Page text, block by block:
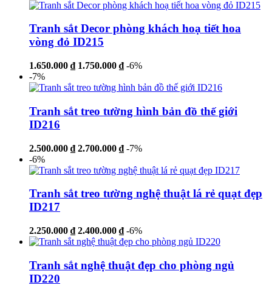
Tranh sắt Decor phòng khách hoạ tiết hoa
vòng đỏ ID215
1.650.000 ₫ 1.750.000 ₫ -6%
-7%
Tranh sắt treo tường hình bản đồ thế giới
ID216
2.500.000 ₫ 2.700.000 ₫ -7%
-6%
Tranh sắt treo tường nghệ thuật lá rẻ quạt đẹp
ID217
2.250.000 ₫ 2.400.000 ₫ -6%
Tranh sắt nghệ thuật đẹp cho phòng ngủ
ID220